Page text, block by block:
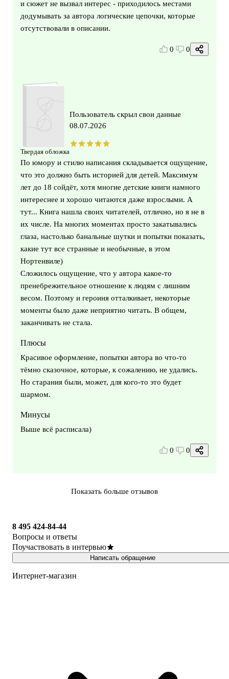
и сюжет не вызвал интерес - приходилось местами
додумывать за автора логические цепочки, которые
отсутствовали в описании.
0 0
Твердая обложка
Пользователь скрыл свои данные
08.07.2026
По юмору и стилю написания складывается ощущение,
что это должно быть историей для детей. Максимум
лет до 18 сойдёт, хотя многие детские книги намного
интереснее и хорошо читаются даже взрослыми. А
тут... Книга нашла своих читателей, отлично, но я не в
их числе. На многих моментах просто закатывались
глаза, настолько банальные шутки и попытки показать,
какие тут все странные и необычные, в этом
Нортенвиле)
Сложилось ощущение, что у автора какое-то
пренебрежительное отношение к людям с лишним
весом. Поэтому и героиня отталкивает, некоторые
моменты было даже неприятно читать. В общем,
заканчивать не стала.
Плюсы
Красивое оформление, попытки автора во что-то
тёмно сказочное, которые, к сожалению, не удались.
Но старания были, может, для кого-то это будет
шармом.
Минусы
Выше всё расписала)
0 0
Показать больше отзывов
8 495 424-84-44
Вопросы и ответы
Поучаствовать в интервью
Написать обращение
Интернет-магазин